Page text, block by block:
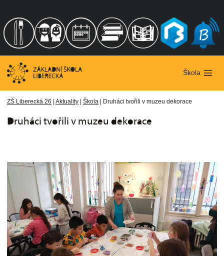
obsah
Škola
ZŠ Liberecká 26 | Aktuality | Škola | Druháci tvořili v muzeu dekorace
Druháci tvořili v muzeu dekorace